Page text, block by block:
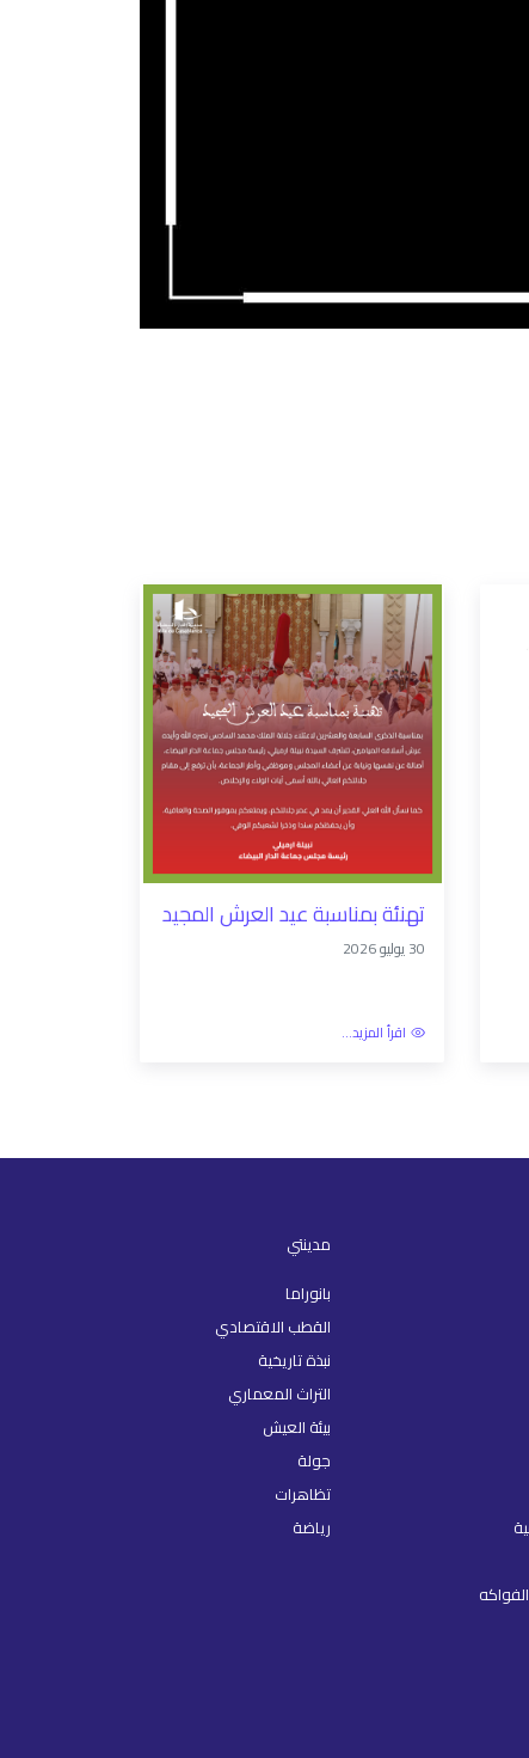
تهنئة بمناسبة عيد العرش المجيد
30 يوليو 2026
اقرأ المزيد...
مدينتي
بانوراما
القطب الاقتصادي
نبذة تاريخية
التراث المعماري
بيئة العيش
جولة
تظاهرات
رياضة